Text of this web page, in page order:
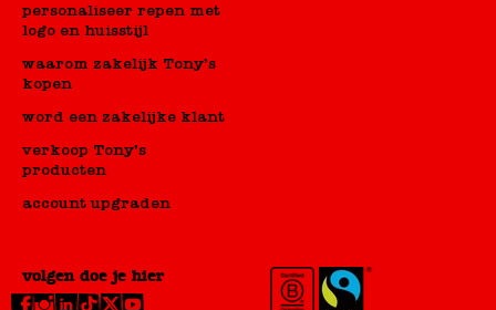
personaliseer repen met
logo en huisstijl
waarom zakelijk Tony’s
kopen
word een zakelijke klant
verkoop Tony’s
producten
account upgraden
volgen doe je hier